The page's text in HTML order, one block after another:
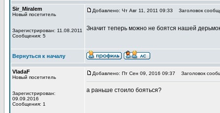
Sir_Miralem
Новый посетитель
Зарегистрирован: 11.08.2011
Сообщения: 5
Добавлено: Чт Авг 11, 2011 09:33 Заголовок
Значит теперь можно не боятся нашей
Вернуться к началу
VladaF
Новый посетитель
Зарегистрирован:
09.09.2016
Сообщения: 1
Добавлено: Пт Сен 09, 2016 09:37 Заголовок
а раньше стоило бояться?